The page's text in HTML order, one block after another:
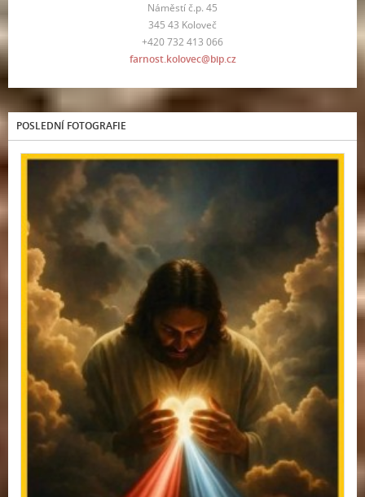
Náměstí č.p. 45
345 43 Koloveč
+420 732 413 066
farnost.kolovec@bip.cz
POSLEDNÍ FOTOGRAFIE